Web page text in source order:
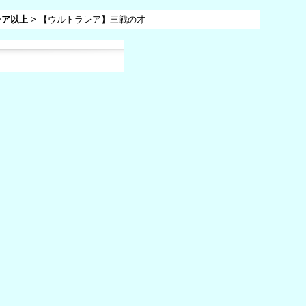
以上 > 【ウルトラレア】三戦の才